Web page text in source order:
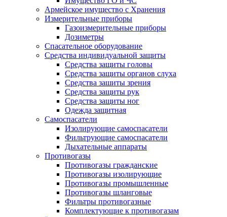
Армейское имущество с Хранения
Измерительные приборы
Газоизмерительные приборы
Дозиметры
Спасательное оборудование
Средства индивидуальной защиты
Средства защиты головы
Средства защиты органов слуха
Средства зашиты зрения
Средства защиты рук
Средства защиты ног
Одежда защитная
Самоспасатели
Изолирующие самоспасатели
Фильтрующие самоспасатели
Дыхательные аппараты
Противогазы
Противогазы гражданские
Противогазы изолирующие
Противогазы промышленные
Противогазы шланговые
Фильтры противогазные
Комплектующие к противогазам